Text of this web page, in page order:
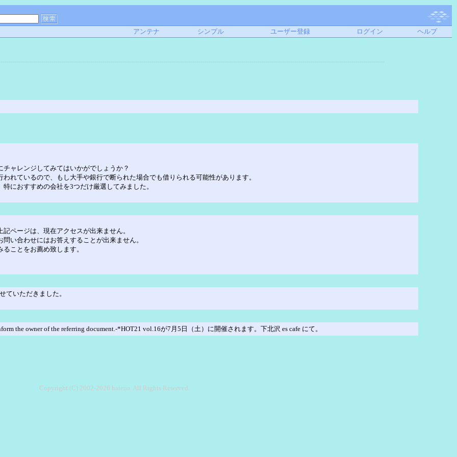
アンテナ シンプル ユーザー登録 ログイン ヘルプ
ャレンジしてみてはいかがでしょうか？
れているので、もし大手や銀行で断られた場合でも借りられる可能性があります。
におすすめの会社を3つだけ厳選してみました。
ページは、現在アクセスが出来ません。
い合わせにはお答えすることが出来ません。
ことをお薦め致します。
ていただきました。
the owner of the referring document.-*HOT21 vol.16が7月5日（土）に開催されます。下北沢 es cafe にて。
Copyright (C) 2002-2026 hatena. All Rights Reserved.